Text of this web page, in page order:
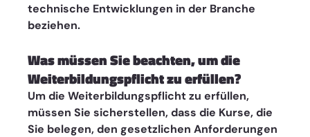
technische Entwicklungen in der Branche
beziehen.
Was müssen Sie beachten, um die
Weiterbildungspflicht zu erfüllen?
Um die Weiterbildungspflicht zu erfüllen,
müssen Sie sicherstellen, dass die Kurse, die
Sie belegen, den gesetzlichen Anforderungen